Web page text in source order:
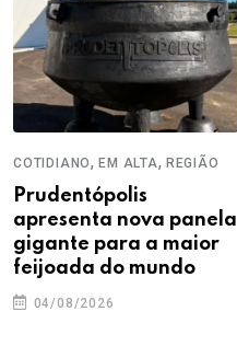
COTIDIANO,EM ALTA, REGIÃO
Prudentópolis
apresenta nova panela
gigante para a maior
feijoada do mundo
04/08/2026